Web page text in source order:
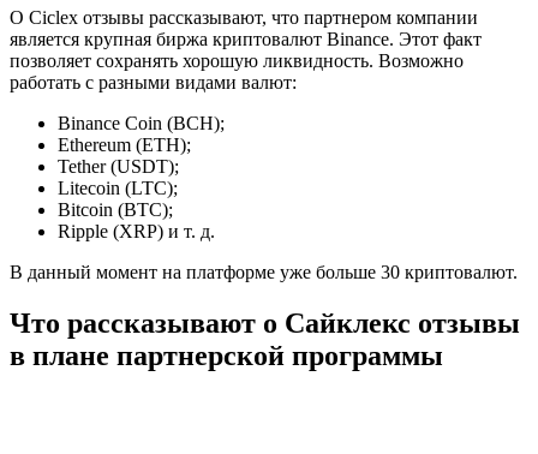
О Ciclex отзывы рассказывают, что партнером компании
является крупная биржа криптовалют Binance. Этот факт
позволяет сохранять хорошую ликвидность. Возможно
работать с разными видами валют:
Binance Coin (BCH);
Ethereum (ETH);
Tether (USDT);
Litecoin (LTC);
Bitcoin (BTC);
Ripple (XRP) и т. д.
В данный момент на платформе уже больше 30 криптовалют.
Что рассказывают о Сайклекс отзывы
в плане партнерской программы